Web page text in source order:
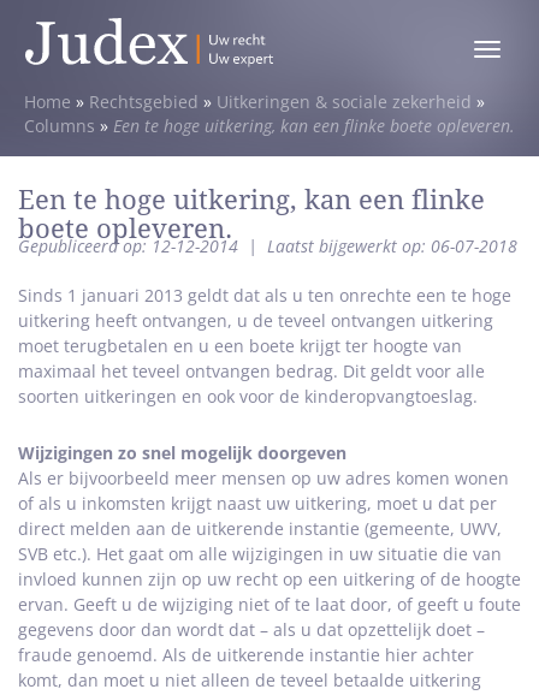
Toggle
Home » Rechtsgebied » Uitkeringen & sociale zekerheid »
Columns » Een te hoge uitkering, kan een flinke boete opleveren.
Een te hoge uitkering, kan een flinke
boete opleveren.
Gepubliceerd op: 12-12-2014 | Laatst bijgewerkt op: 06-07-2018
Sinds 1 januari 2013 geldt dat als u ten onrechte een te hoge
uitkering heeft ontvangen, u de teveel ontvangen uitkering
moet terugbetalen en u een boete krijgt ter hoogte van
maximaal het teveel ontvangen bedrag. Dit geldt voor alle
soorten uitkeringen en ook voor de kinderopvangtoeslag.
Wijzigingen zo snel mogelijk doorgeven
Als er bijvoorbeeld meer mensen op uw adres komen wonen
of als u inkomsten krijgt naast uw uitkering, moet u dat per
direct melden aan de uitkerende instantie (gemeente, UWV,
SVB etc.). Het gaat om alle wijzigingen in uw situatie die van
invloed kunnen zijn op uw recht op een uitkering of de hoogte
ervan. Geeft u de wijziging niet of te laat door, of geeft u foute
gegevens door dan wordt dat – als u dat opzettelijk doet –
fraude genoemd. Als de uitkerende instantie hier achter
komt, dan moet u niet alleen de teveel betaalde uitkering